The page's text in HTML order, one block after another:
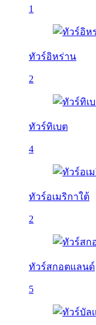
1
ทัวร์อิหร่าน
2
ทัวร์ทิเบต
4
ทัวร์อเมริกาใต้
2
ทัวร์สกอตแลนด์
5